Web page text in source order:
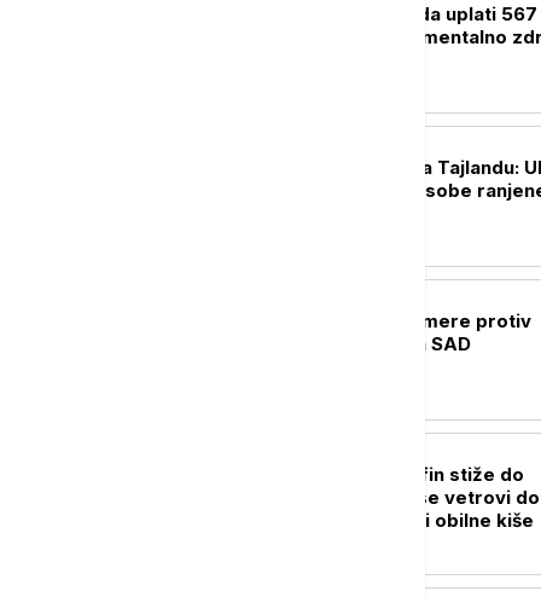
Sud naložio Meti da uplati 567
miliona dolara za mentalno
Pucnjava u školi na Tajlandu:
nastavnik, četiri osobe
Kina uvodi kontramere protiv
restriktivnih mera SAD
Snažan tajfun Delfin stiže do
Japana: Očekuju se vetrovi
kilometara na sat i obilne kiše